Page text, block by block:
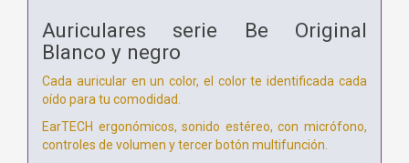
Auriculares serie Be Original
Blanco y negro
Cada auricular en un color, el color te identificada cada
oído para tu comodidad.
EarTECH ergonómicos, sonido estéreo, con micrófono,
controles de volumen y tercer botón multifunción.